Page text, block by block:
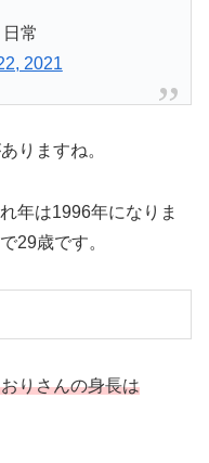
常
2021
りますね。
年は1996年になりま
29歳です。
りさんの身長は